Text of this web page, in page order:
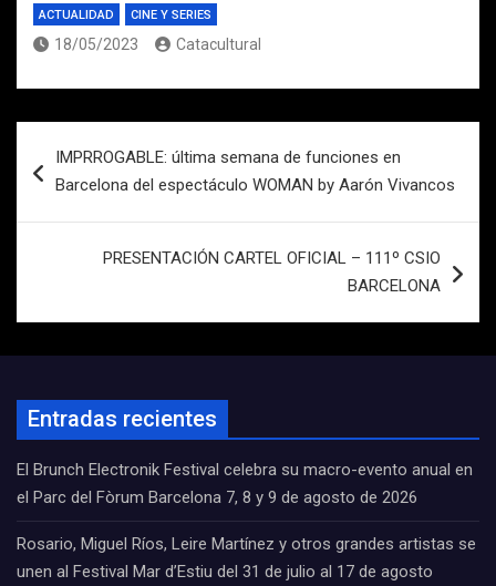
ACTUALIDAD CINE Y SERIES
18/05/2023 Catacultural
de
IMPRROGABLE: última semana de funciones en
Barcelona del espectáculo WOMAN by Aarón Vivancos
PRESENTACIÓN CARTEL OFICIAL – 111º CSIO
BARCELONA
Entradas recientes
El Brunch Electronik Festival celebra su macro-evento anual en
el Parc del Fòrum Barcelona 7, 8 y 9 de agosto de 2026
Rosario, Miguel Ríos, Leire Martínez y otros grandes artistas se
unen al Festival Mar d’Estiu del 31 de julio al 17 de agosto